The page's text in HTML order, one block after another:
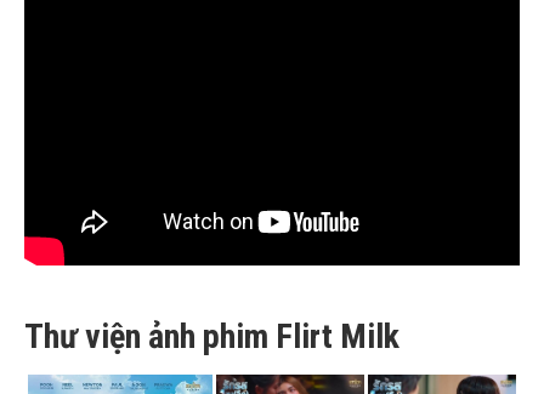
Thư viện ảnh phim Flirt Milk